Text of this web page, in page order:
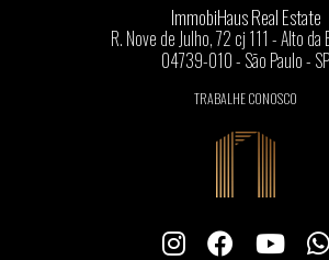
ImmobiHaus Real Estate
R. Nove de Julho, 72 cj 111 - Alto da
04739-010 - São Paulo - SP
TRABALHE CONOSCO